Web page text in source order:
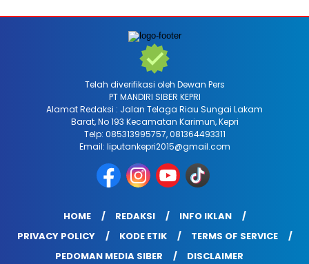
Telah diverifikasi oleh Dewan Pers
PT MANDIRI SIBER KEPRI
Alamat Redaksi : Jalan Telaga Riau Sungai Lakam
Barat, No 193 Kecamatan Karimun, Kepri
Telp: 085313995757, 081364493311
Email: liputankepri2015@gmail.com
HOME REDAKSI
INFO IKLAN
PRIVACY POLICY
KODE ETIK
TERMS OF SERVICE
PEDOMAN MEDIA SIBER
DISCLAIMER